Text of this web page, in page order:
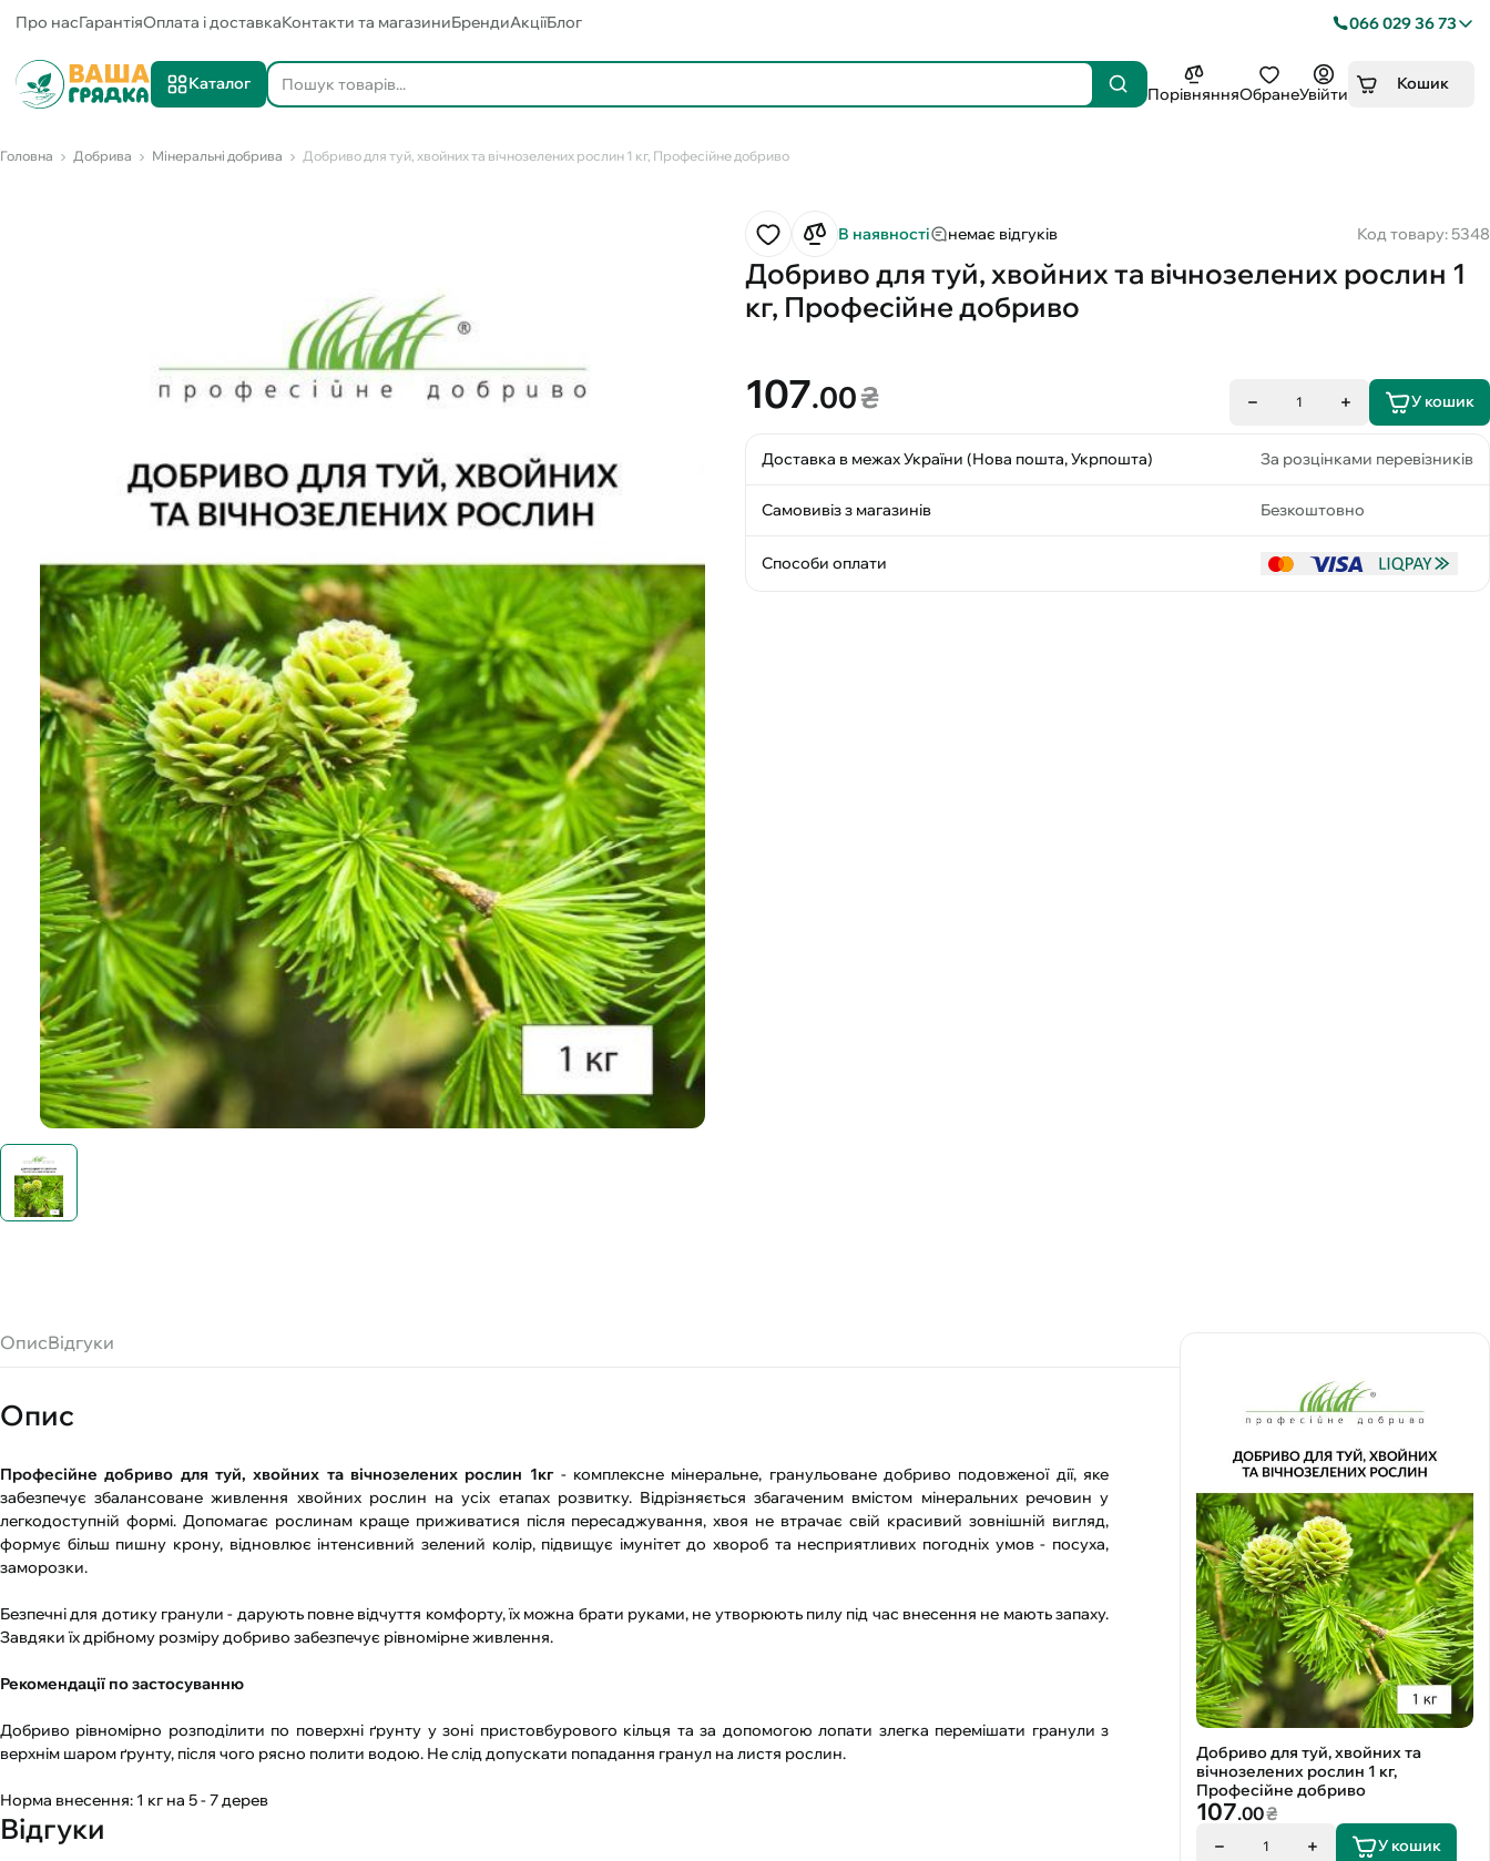
Про насГарантіяОплата і доставкаКонтакти та магазиниБрендиАкціїБлог 066 029 36 73
Каталог
ПорівнянняОбранеУвійти
Кошик
Головна Добрива Мінеральні добрива Добриво для туй, хвойних та вічнозелених рослин 1 кг, Професійне добриво
В наявності немає відгуків Код товару: 5348
Добриво для туй, хвойних та вічнозелених рослин 1
кг, Професійне добриво
107.00₴ 1 У кошик
Доставка в межах України (Нова пошта, Укрпошта) За розцінками перевізників
Самовивіз з магазинів Безкоштовно
Способи оплати
ОписВідгуки
Опис
Професійне добриво для туй, хвойних та вічнозелених рослин 1кг- комплексне мінеральне, гранульоване добриво подовженої дії, яке
забезпечує збалансоване живлення хвойних рослин на усіх етапах розвитку. Відрізняється збагаченим вмістом мінеральних речовин у
легкодоступній формі. Допомагає рослинам краще приживатися після пересаджування, хвоя не втрачає свій красивий зовнішній вигляд,
формує більш пишну крону, відновлює інтенсивний зелений колір, підвищує імунітет до хвороб та несприятливих погодніх умов - посуха,
заморозки.
Безпечні для дотику гранули - дарують повне відчуття комфорту, їх можна брати руками, не утворюють пилу під час внесення не мають запаху.
Завдяки їх дрібному розміру добриво забезпечує рівномірне живлення.
Рекомендації по застосуванню
Добриво рівномірно розподілити по поверхні ґрунту у зоні пристовбурового кільця та за допомогою лопати злегка перемішати гранули з
верхнім шаром ґрунту, після чого рясно полити водою. Не слід допускати попадання гранул на листя рослин.
Норма внесення: 1 кг на 5 - 7 дерев
Відгуки
Добриво для туй, хвойних та
вічнозелених рослин 1 кг,
Професійне добриво
107.00₴
1 У кошик